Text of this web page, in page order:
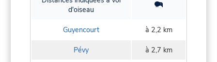
d'oiseau
Guyencourt à 2,2 km
Pévy à 2,7 km